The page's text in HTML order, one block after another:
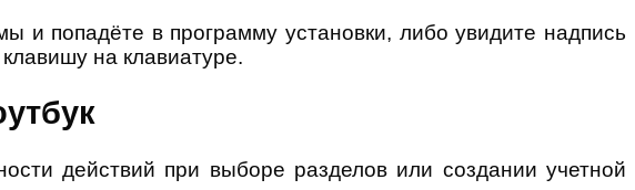
и попадёте в программу установки, либо увидите надпись
на клавиатуре.
действий при выборе разделов или создании учетной